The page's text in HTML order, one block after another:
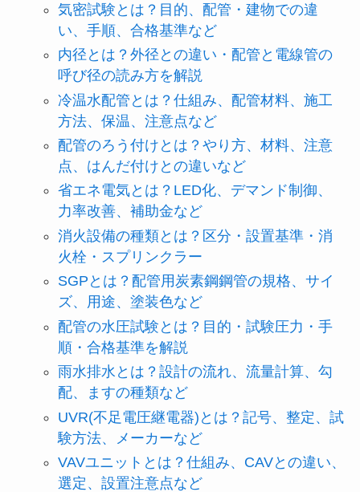
気密試験とは？目的、配管・建物での違
い、手順、合格基準など
内径とは？外径との違い・配管と電線管の
呼び径の読み方を解説
冷温水配管とは？仕組み、配管材料、施工
方法、保温、注意点など
配管のろう付けとは？やり方、材料、注意
点、はんだ付けとの違いなど
省エネ電気とは？LED化、デマンド制御、
力率改善、補助金など
消火設備の種類とは？区分・設置基準・消
火栓・スプリンクラー
SGPとは？配管用炭素鋼鋼管の規格、サイ
ズ、用途、塗装色など
配管の水圧試験とは？目的・試験圧力・手
順・合格基準を解説
雨水排水とは？設計の流れ、流量計算、勾
配、ますの種類など
UVR(不足電圧継電器)とは？記号、整定、試
験方法、メーカーなど
VAVユニットとは？仕組み、CAVとの違い、
選定、設置注意点など